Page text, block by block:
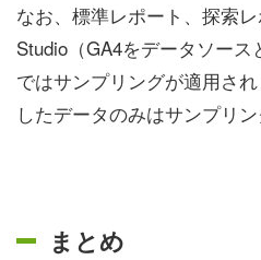
なお、標準レポート、探索
Studio（GA4をデータソー
ではサンプリングが適用さ
したデータのみはサンプリ
まとめ